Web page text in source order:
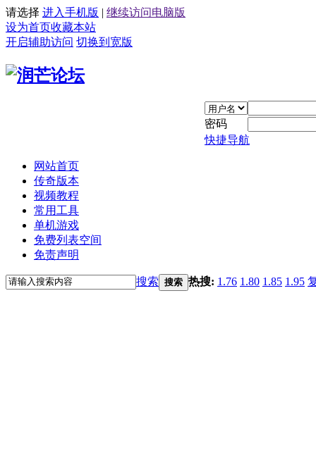
请选择 进入手机版 | 继续访问电脑版
设为首页收藏本站
开启辅助访问 切换到宽版
密码
快捷导航
网站首页
传奇版本
视频教程
常用工具
单机游戏
免费列表空间
免责声明
搜索 搜索 热搜: 1.76 1.80 1.85 1.95